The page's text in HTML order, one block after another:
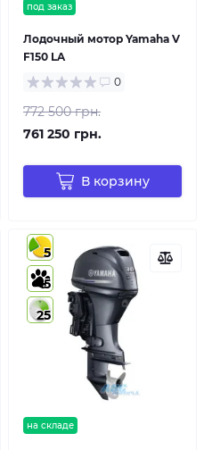
под заказ
Лодочный мотор Yamaha V
F150 LA
0
772 500 грн.
761 250 грн.
В корзину
на складе
5
5
25